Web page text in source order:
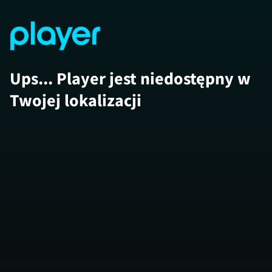
Ups... Player jest niedostępny w
Twojej lokalizacji